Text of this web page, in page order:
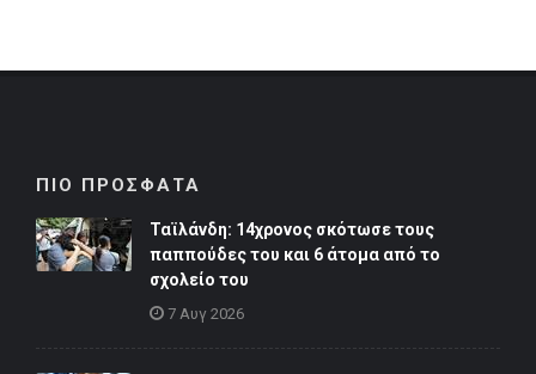
ΠΙΟ ΠΡΟΣΦΑΤΑ
Ταϊλάνδη: 14χρονος σκότωσε τους
παππούδες του και 6 άτομα από το
σχολείο του
7 Αυγ 2026